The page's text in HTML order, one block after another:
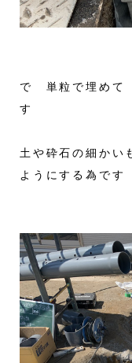
で 単粒で埋めて
す
土や砕石の細かい
ようにする為です